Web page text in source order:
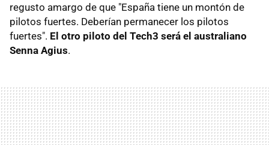
regusto amargo de que "España tiene un montón de
pilotos fuertes. Deberían permanecer los pilotos
fuertes". El otro piloto del Tech3 será el australiano
Senna Agius.